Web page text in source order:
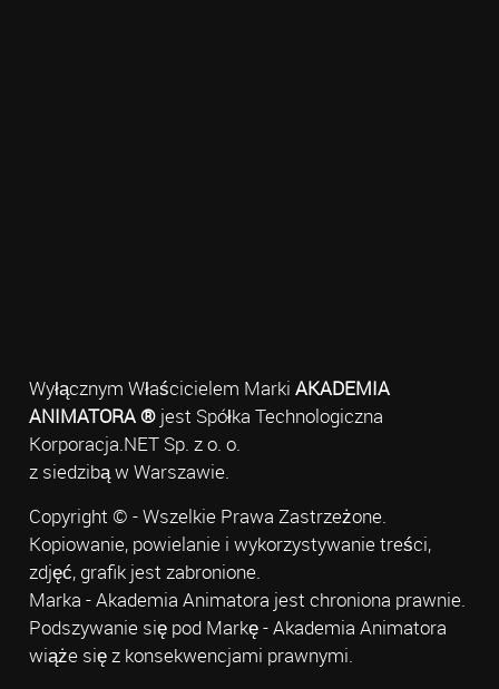
Wyłącznym Właścicielem Marki AKADEMIA
ANIMATORA ®jest Spółka Technologiczna
Korporacja.NET Sp. z o. o.
z siedzibą w Warszawie.
Copyright © - Wszelkie Prawa Zastrzeżone.
Kopiowanie, powielanie i wykorzystywanie treści,
zdjęć, grafik jest zabronione.
Marka - Akademia Animatora jest chroniona prawnie.
Podszywanie się pod Markę - Akademia Animatora
wiąże się z konsekwencjami prawnymi.